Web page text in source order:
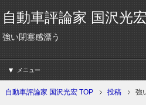
自動車評論家 国沢光宏
強い閉塞感漂う
メニュー
自動車評論家 国沢光宏 TOP 投稿 強